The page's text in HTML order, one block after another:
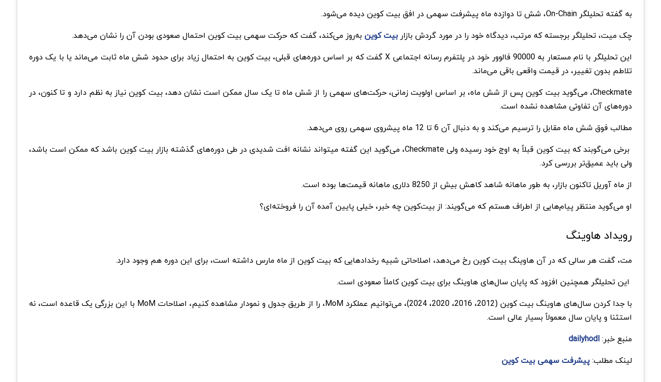
به گفته تحلیلگر On-Chain، شش تا دوازده ماه پیشرفت سهمی در افق بیت کوین دیده می‌شود.
چک میت، تحلیلگر برجسته که مرتب، دیدگاه خود را در مورد گردش بازاربیت کوین به‌روز می‌کند، گفت که حرکت سهمی بیت کوین احتمال صعودی بودن آن را نشان می‌دهد.
این تحلیلگر با نام مستعار به 90000 فالوور خود در پلتفرم رسانه اجتماعی X گفت که بر اساس دوره‌های قبلی، بیت کوین به احتمال زیاد برای حدود شش ماه ثابت می‌ماند یا با یک دوره
تلاطم بدون تغییر، در قیمت واقعی باقی می‌ماند.
Checkmate، می‌گوید بیت کوین پس از شش ماه، بر اساس اولویت زمانی، حرکت‌های سهمی را از شش ماه تا یک سال ممکن است نشان دهد، بیت کوین نیاز به نظم دارد و تا کنون، در
دوره‌های آن تفاوتی مشاهده نشده است.
مطالب فوق شش ماه مقابل را ترسیم می‌کند و به دنبال آن 6 تا 12 ماه پیشروی سهمی روی می‌دهد.
برخی می‌گوبند که بیت کوین قبلاً به اوج خود رسیده ولی Checkmate، می‌گوید این گفته میتواند نشانه افت شدیدی در طی دوره‌های گذشته بازار بیت کوین باشد که ممکن است باشد،
ولی باید عمیق‌تر بررسی کرد.
از ماه آوریل تاکنون بازار، به‌ طور ماهانه شاهد کاهش بیش از 8250 دلاری ماهانه قیمت‌ها بوده است.
او می‌گوید منتظر پیام‌هایی از اطراف هستم که می‌گویند: از بیت‌کوین چه خبر، خیلی پایین آمده آن را فروخته‌ای؟
رویداد هاوینگ
مت، گفت هر سالی که در آن هاوینگ بیت کوین رخ می‌دهد، اصلاحاتی شبیه رخدادهایی که بیت کوین از ماه مارس داشته است، برای این دوره هم وجود دارد.
این تحلیلگر همچنین افزود که پایان سال‌های هاوینگ برای بیت کوین کاملاً صعودی است.
با جدا کردن سال‌های هاوینگ بیت کوین (2012، 2016، 2020، 2024)، می‌توانیم عملکرد MoM، را از طریق جدول و نمودار مشاهده کنیم، اصلاحات MoM با این بزرگی یک قاعده است، نه
استثنا و پایان سال معمولاً بسیار عالی است.
منبع خبر:dailyhodl
لینک مطلب:پیشرفت سهمی بیت کوین